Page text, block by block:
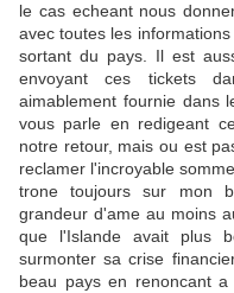
le cas echeant nous
avec toutes les
sortant du pays. Il est
envoyant ces tickets
aimablement fournie dans
vous parle en redigeant
notre retour, mais ou est
reclamer l'incroyable
trone toujours sur mon
grandeur d'ame au moins
que l'Islande avait plus
surmonter sa crise
beau pays en renoncant